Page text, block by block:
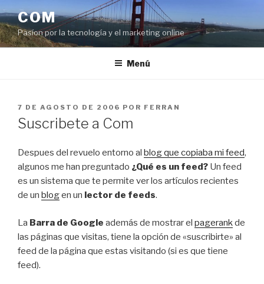
al
contenido
COM
Pasíon por la tecnología y el marketing online
Menú
PUBLICADO
EL
7 DE AGOSTO DE 2006 POR FERRAN
Suscribete a Com
Despues del revuelo entorno al blog que copiaba mi feed,
algunos me han preguntado ¿Qué es un feed? Un feed
es un sistema que te permite ver los artículos recientes
de un blogen un lector de feeds.
La Barra de Google además de mostrar el pagerankde
las páginas que visitas, tiene la opción de «suscribirte» al
feed de la página que estas visitando (si es que tiene
feed).